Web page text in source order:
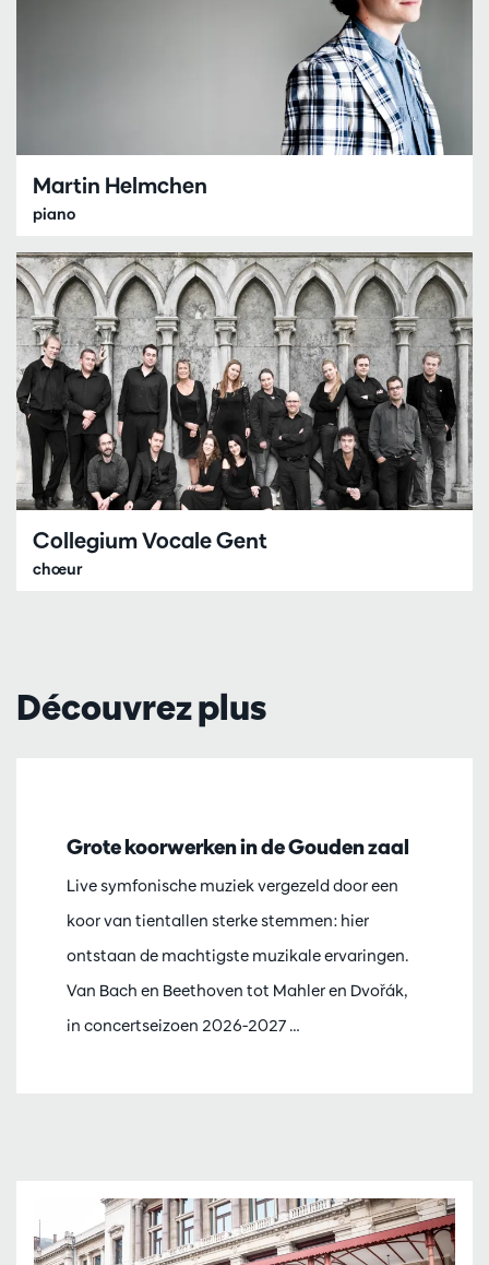
Martin Helmchen
piano
Collegium Vocale Gent
chœur
Découvrez plus
Grote koorwerken in de Gouden zaal
Live symfonische muziek vergezeld door een
koor van tientallen sterke stemmen: hier
ontstaan de machtigste muzikale ervaringen.
Van Bach en Beethoven tot Mahler en Dvořák,
in concertseizoen 2026-2027 …